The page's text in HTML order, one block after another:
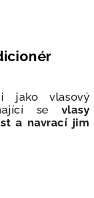
jako vlasový
se vlasy
a navrací jim